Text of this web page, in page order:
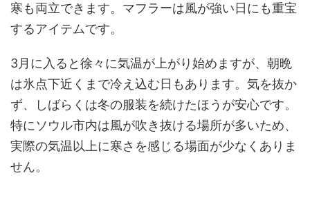
寒も両立できます。マフラーは風が強い日にも重宝
するアイテムです。
3月に入ると徐々に気温が上がり始めますが、朝晩
は氷点下近くまで冷え込む日もあります。気を抜か
ず、しばらくは冬の服装を続けたほうが安心です。
特にソウル市内は風が吹き抜ける場所が多いため、
実際の気温以上に寒さを感じる場面が少なくありま
せん。